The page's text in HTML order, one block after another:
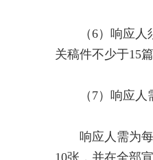
（6）响应人须
关稿件不少于15
（7）响应人需
响应人需为每
10张，并在全部